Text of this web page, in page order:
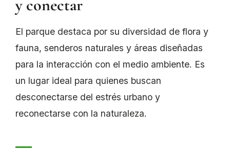
y conectar
El parque destaca por su diversidad de flora y
fauna, senderos naturales y áreas diseñadas
para la interacción con el medio ambiente. Es
un lugar ideal para quienes buscan
desconectarse del estrés urbano y
reconectarse con la naturaleza.